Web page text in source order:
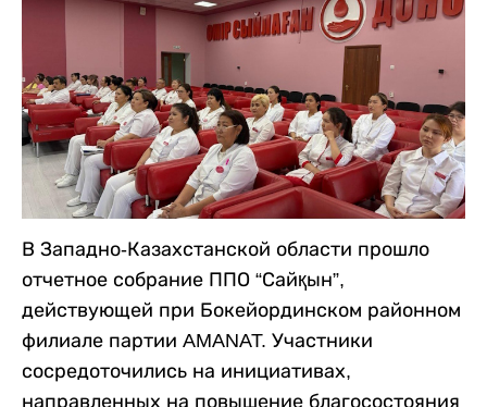
В Западно-Казахстанской области прошло
отчетное собрание ППО “Сайқын”,
действующей при Бокейординском районном
филиале партии AMANAT. Участники
сосредоточились на инициативах,
направленных на повышение благосостояния